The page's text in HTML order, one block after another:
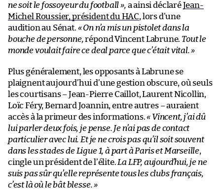
ne soit le fossoyeur du football», a ainsi déclaréJean-
Michel Roussier, président du HAC, lors d’une
audition au Sénat. «On n’a mis un pistolet dans la
bouche de personne,répond Vincent Labrune. Tout le
monde voulait faire ce deal parce que c’était vital.»
Plus généralement, les opposants à Labrune se
plaignent aujourd’hui d’une gestion obscure, où seuls
les courtisans – Jean-Pierre Caillot, Laurent Nicollin,
Loïc Féry, Bernard Joannin, entre autres – auraient
accès à la primeur des informations.« Vincent, j’ai dû
lui parler deux fois, je pense. Je n’ai pas de contact
particulier avec lui. Et je ne crois pas qu’il soit souvent
dans les stades de Ligue 1, à part à Paris et Marseille,
cingle un président de l’élite. La LFP, aujourd’hui, je ne
suis pas sûr qu’elle représente tous les clubs français,
c’est là où le bât blesse.»